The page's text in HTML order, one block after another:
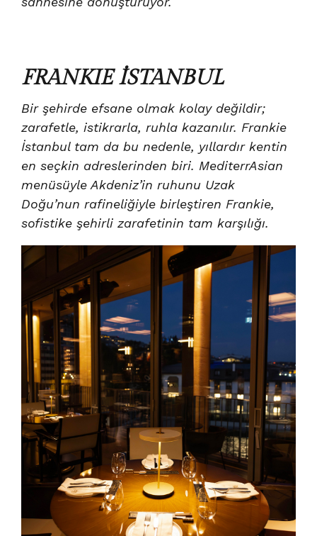
FRANKIE İSTANBUL
Bir şehirde efsane olmak kolay değildir;
zarafetle, istikrarla, ruhla kazanılır. Frankie
İstanbul tam da bu nedenle, yıllardır kentin
en seçkin adreslerinden biri. MediterrAsian
menüsüyle Akdeniz’in ruhunu Uzak
Doğu’nun rafineliğiyle birleştiren Frankie,
sofistike şehirli zarafetinin tam karşılığı.